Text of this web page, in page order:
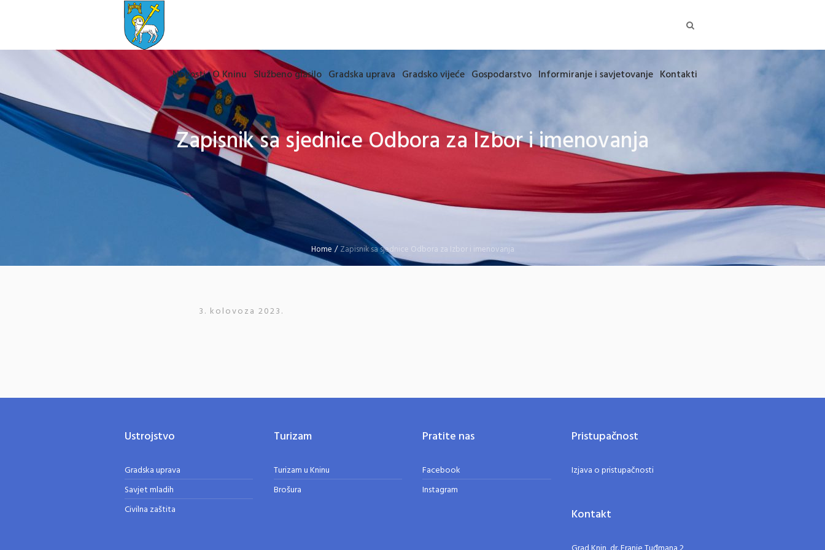
Novosti O Kninu Službeno glasilo Gradska uprava Gradsko vijeće Gospodarstvo Informiranje i savjetovanje Kontakti
Zapisnik sa sjednice Odbora za Izbor i imenovanja
Home /Zapisnik sa sjednice Odbora za Izbor i imenovanja
3. kolovoza 2023.
Ustrojstvo
Gradska uprava
Savjet mladih
Civilna zaštita
Turizam
Turizam u Kninu
Brošura
Pratite nas
Facebook
Instagram
Pristupačnost
Izjava o pristupačnosti
Kontakt